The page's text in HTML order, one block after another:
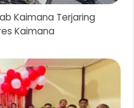
Kaimana Terjaring
Kaimana